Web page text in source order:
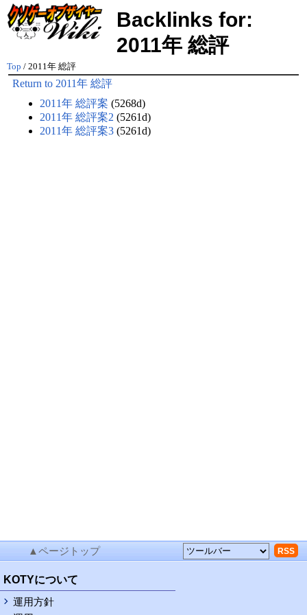
Backlinks for:
2011年 総評
Top / 2011年 総評
Return to 2011年 総評
2011年 総評案 (5268d)
2011年 総評案2 (5261d)
2011年 総評案3 (5261d)
▲ページトップ RSS
KOTYについて
運用方針